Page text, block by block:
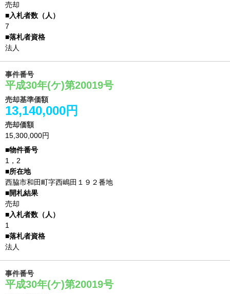
売却
7
法人
事件番号
平成30年(ケ)第20019号
売却基準価額
13,140,000円
売却価額
15,300,000円
1，2
西脇市和田町字西嶋田１９２番地
売却
1
法人
事件番号
平成30年(ケ)第20019号